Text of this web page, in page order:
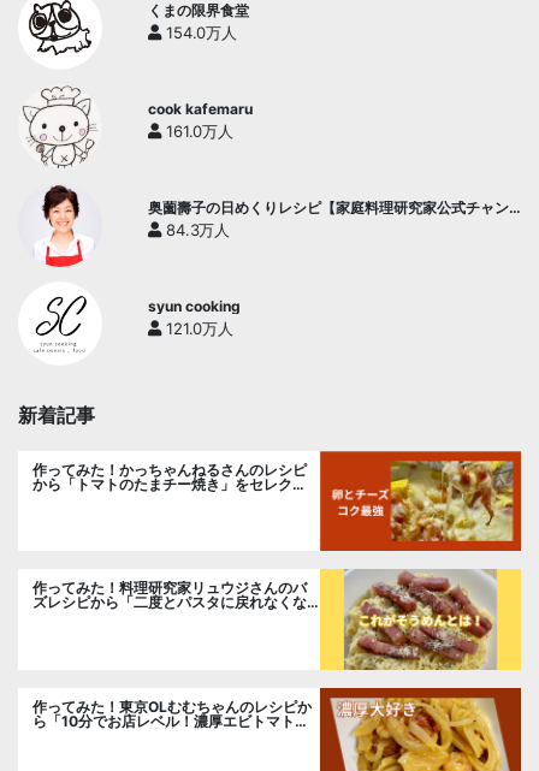
くまの限界食堂
154.0万人
cook kafemaru
161.0万人
奥薗壽子の日めくりレシピ【家庭料理研究家公式チャン
ネル】
84.3万人
syun cooking
121.0万人
新着記事
作ってみた！かっちゃんねるさんのレシピ
から「トマトのたまチー焼き」をセレク
ト。
作ってみた！料理研究家リュウジさんのバ
ズレシピから「二度とパスタに戻れなくな
作ってみた！東京OLむむちゃんのレシピか
ら「10分でお店レベル！濃厚エビトマトク
リームパスタ」に挑戦